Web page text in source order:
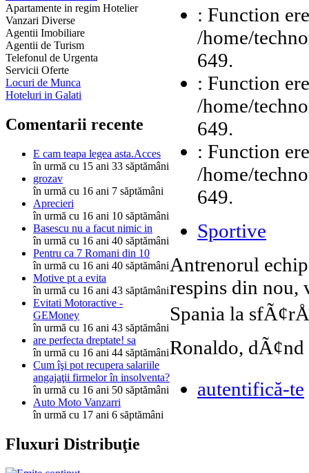
Apartamente in regim Hotelier
Vanzari Diverse
Agentii Imobiliare
Agentii de Turism
Telefonul de Urgenta
Servicii Oferte
Locuri de Munca
Hoteluri in Galati
Comentarii recente
E cam teapa legea asta.Acces
în urmă cu 15 ani 33 săptămâni
grozav
în urmă cu 16 ani 7 săptămâni
Aprecieri
în urmă cu 16 ani 10 săptămâni
Basescu nu a facut nimic in
în urmă cu 16 ani 40 săptămâni
Pentru ca 7 Romani din 10
în urmă cu 16 ani 40 săptămâni
Motive pt a evita
în urmă cu 16 ani 43 săptămâni
Evitati Motoractive -
GEMoney
în urmă cu 16 ani 43 săptămâni
are perfecta dreptate! sa
în urmă cu 16 ani 44 săptămâni
Cum îşi pot recupera salariile
angajaţii firmelor în insolventa?
în urmă cu 16 ani 50 săptămâni
Auto Moto Vanzarri
în urmă cu 17 ani 6 săptămâni
Fluxuri Distribuţie
: Function
/home/
649.
: Function
/home/
649.
: Function
/home/
649.
Sportive
Antrenorul
respins din
Spania la
Ronaldo, dÃ¢nd
autentifică-te